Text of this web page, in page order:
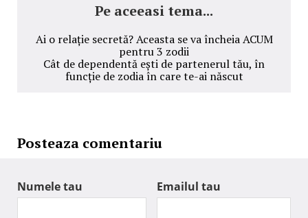
Pe aceeasi tema...
Ai o relație secretă? Aceasta se va încheia ACUM
pentru 3 zodii
Cât de dependentă ești de partenerul tău, în
funcție de zodia în care te-ai născut
Posteaza comentariu
Numele tau Emailul tau